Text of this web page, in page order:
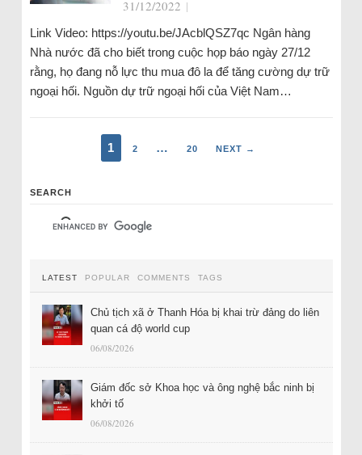
31/12/2022 |
Link Video: https://youtu.be/JAcblQSZ7qc Ngân hàng
Nhà nước đã cho biết trong cuộc họp báo ngày 27/12
rằng, họ đang nỗ lực thu mua đô la để tăng cường dự trữ
ngoại hối. Nguồn dự trữ ngoại hối của Việt Nam…
1 2 … 20 NEXT →
SEARCH
LATEST POPULAR COMMENTS TAGS
Chủ tịch xã ở Thanh Hóa bị khai trừ đảng do liên
quan cá độ world cup
06/08/2026
Giám đốc sở Khoa học và ông nghệ bắc ninh bị
khởi tố
06/08/2026